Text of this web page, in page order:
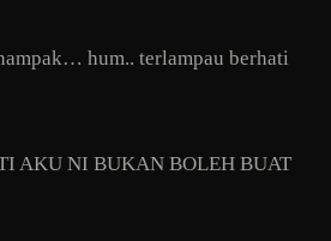
hum.. terlampau berhati
AKU NI BUKAN BOLEH BUAT